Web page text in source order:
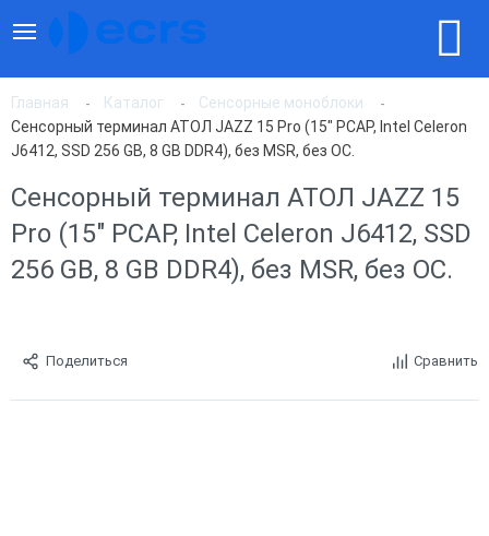
Главная Каталог
Сенсорные моноблоки
Сенсорный терминал АТОЛ JAZZ 15 Pro (15" PCAP, Intel Celeron
J6412, SSD 256 GB, 8 GB DDR4), без MSR, без ОС.
Сенсорный терминал АТОЛ JAZZ 15
Pro (15" PCAP, Intel Celeron J6412, SSD
256 GB, 8 GB DDR4), без MSR, без ОС.
Поделиться Сравнить